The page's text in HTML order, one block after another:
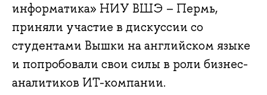
информатика» НИУ ВШЭ – Пермь,
приняли участие в дискуссии со
студентами Вышки на английском языке
и попробовали свои силы в роли бизнес-
аналитиков ИТ-компании.